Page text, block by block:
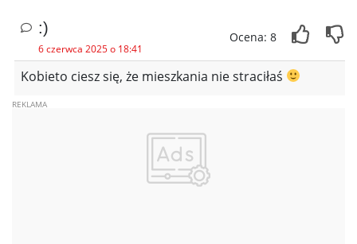
:)
6 czerwca 2025 o 18:41
Ocena: 8
Kobieto ciesz się, że mieszkania nie straciłaś